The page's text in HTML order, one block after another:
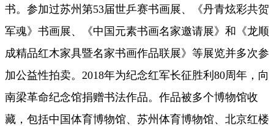
书。参加过苏州第53届世乒赛书画展、《丹青炫彩共贺
军魂》书画展、
《中国元素书画名家邀请展》和《龙顺
成精品红木家具暨名家书画作品联展》等展览并多次参
加公益性拍卖。 2018年为纪念红军长征胜利80周年，向
南梁革命纪念馆捐赠书法作品。作品被多个博物馆收
藏，包括中国体育博物馆、苏州体育博物馆、北京红楼